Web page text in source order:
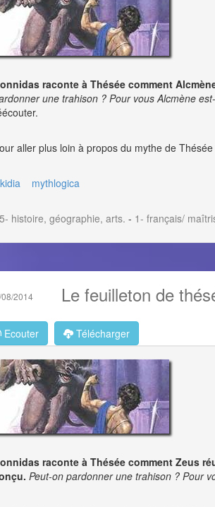
raconte à Thésée comment
une trahison ? Pour vous Alcmène
aller plus loin à propos du mythe de Thésée
mythlogica
5- histoire, géographie, arts. - 1- français/
2014 Le feuilleton de
Ecouter Télécharger
raconte à Thésée comment Zeus
Peut-on pardonner une trahison ? Pour